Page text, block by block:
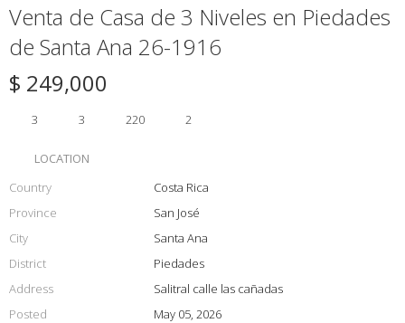
Venta de Casa de 3 Niveles en Piedades
de Santa Ana 26-1916
$ 249,000
3 3 220 2
LOCATION
Country
Costa Rica
Province
San José
City
Santa Ana
District
Piedades
Address
Salitral calle las cañadas
Posted
May 05, 2026